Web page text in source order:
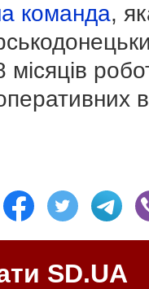
команда,
місяців
SD.UA